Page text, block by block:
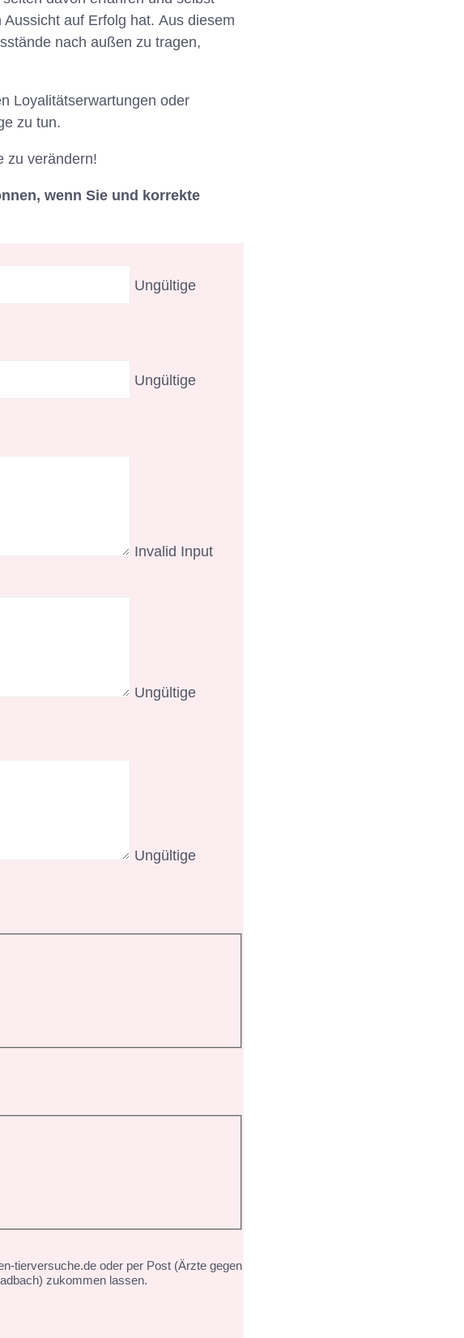
auf Erfolg hat. Aus diesem
nach außen zu tragen,
Loyalitätserwartungen oder
zu tun.
zu verändern!
wenn Sie und korrekte
Ungültige
Ungültige
Invalid Input
Ungültige
Ungültige
tierversuche.de oder per Post (Ärzte gegen
zukommen lassen.